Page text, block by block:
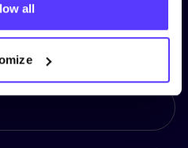
all nieuwsbrief